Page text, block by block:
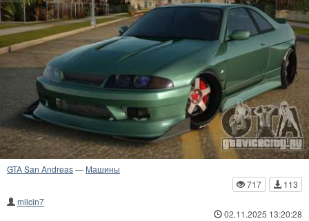
GTA San Andreas— Машины
717
113
milcin7
02.11.2025 13:20:28